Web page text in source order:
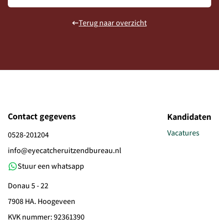
Terug naar overzicht
Contact gegevens
0528-201204
info@eyecatcheruitzendbureau.nl
Stuur een whatsapp
Donau 5 - 22
7908 HA. Hoogeveen
KVK nummer: 92361390
Kandidaten
Vacatures